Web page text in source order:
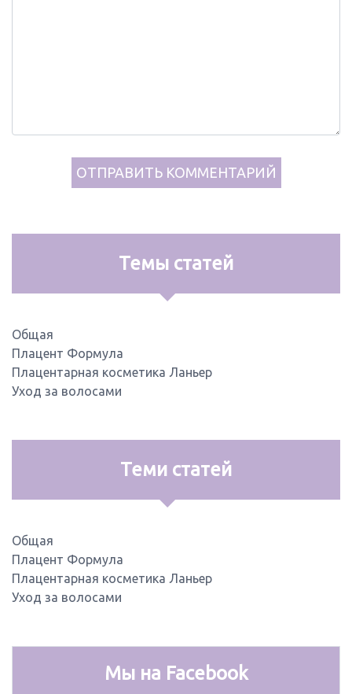
Темы статей
Общая
Плацент Формула
Плацентарная косметика Ланьер
Уход за волосами
Теми статей
Общая
Плацент Формула
Плацентарная косметика Ланьер
Уход за волосами
Мы на Facebook